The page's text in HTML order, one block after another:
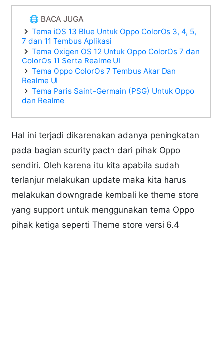
🌐 BACA JUGA
Tema iOS 13 Blue Untuk Oppo ColorOs 3, 4, 5,
7 dan 11 Tembus Aplikasi
Tema Oxigen OS 12 Untuk Oppo ColorOs 7 dan
ColorOs 11 Serta Realme UI
Tema Oppo ColorOs 7 Tembus Akar Dan
Realme UI
Tema Paris Saint-Germain (PSG) Untuk Oppo
dan Realme
Hal ini terjadi dikarenakan adanya peningkatan
pada bagian scurity pacth dari pihak Oppo
sendiri. Oleh karena itu kita apabila sudah
terlanjur melakukan update maka kita harus
melakukan downgrade kembali ke theme store
yang support untuk menggunakan tema Oppo
pihak ketiga seperti Theme store versi 6.4